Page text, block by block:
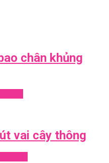
chân khủng
vai cây thông